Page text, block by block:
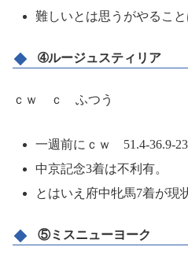
難しいとは思うがやること
➃ルージュスティリア
ｃｗ ｃ ふつう
一週前にｃｗ 51.4-36.9-
中京記念3着は不利有。
とはいえ府中牝馬7着が現
⑤ミスニューヨーク